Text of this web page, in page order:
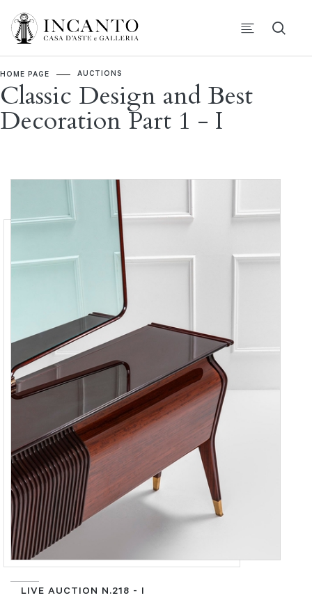
HOME PAGE AUCTIONS
Classic Design and Best
Decoration Part 1 - I
LIVE AUCTION N.218 - I